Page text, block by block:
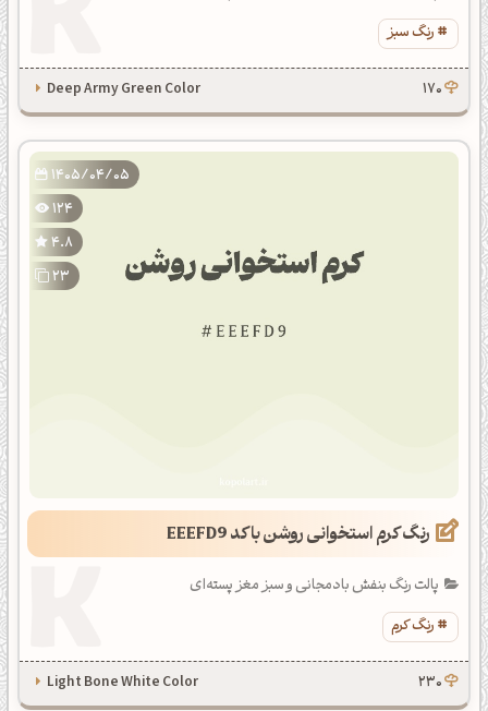
رنگ سبز
170
Deep Army Green Color
1405/04/05
124
4.8
23
رنگ کرم استخوانی روشن با کد EEEFD9
پالت رنگ بنفش بادمجانی و سبز مغز پسته‌ای
رنگ کرم
230
Light Bone White Color